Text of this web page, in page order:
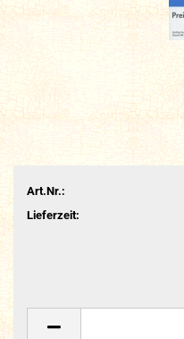
Art.Nr.:
Lieferzeit: